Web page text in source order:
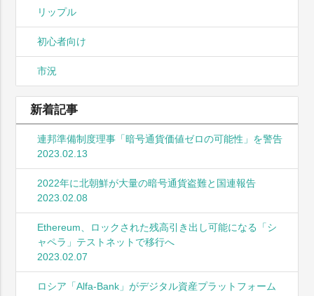
リップル
初心者向け
市況
新着記事
連邦準備制度理事「暗号通貨価値ゼロの可能性」を警告
2023.02.13
2022年に北朝鮮が大量の暗号通貨盗難と国連報告
2023.02.08
Ethereum、ロックされた残高引き出し可能になる「シ
ャペラ」テストネットで移行へ
2023.02.07
ロシア「Alfa-Bank」がデジタル資産プラットフォーム